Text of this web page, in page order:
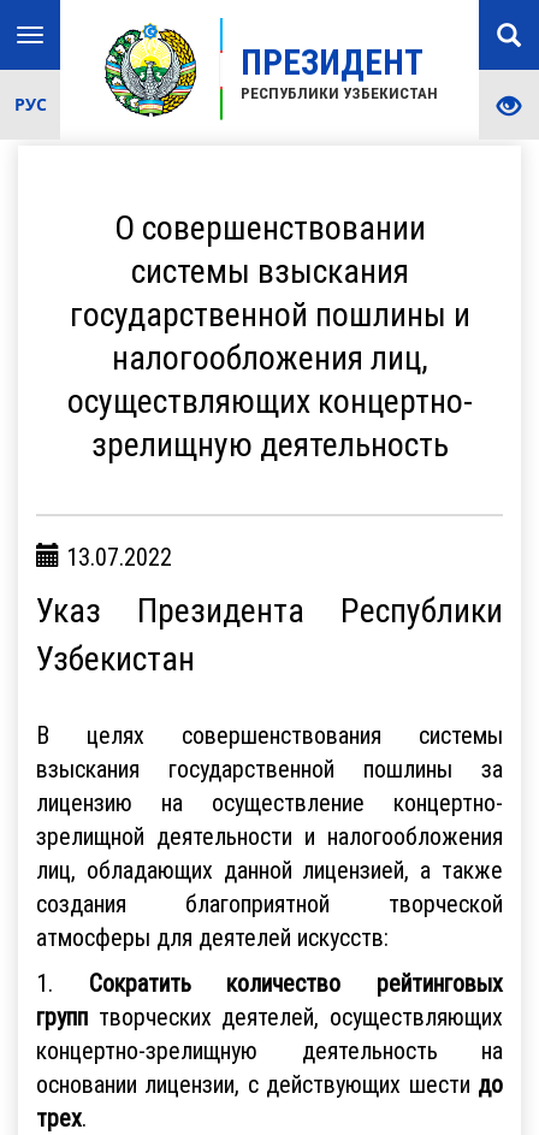
ПРЕЗИДЕНТ
РЕСПУБЛИКИ УЗБЕКИСТАН
Toggle
navigation
РУС
О совершенствовании
системы взыскания
государственной пошлины и
налогообложения лиц,
осуществляющих концертно-
зрелищную деятельность
13.07.2022
Указ Президента Республики
Узбекистан
В целях совершенствования системы
взыскания государственной пошлины за
лицензию на осуществление концертно-
зрелищной деятельности и налогообложения
лиц, обладающих данной лицензией, а также
создания благоприятной творческой
атмосферы для деятелей искусств:
1. Сократить количество рейтинговых
групп творческих деятелей, осуществляющих
концертно-зрелищную деятельность на
основании лицензии, с действующих шести до
трех.